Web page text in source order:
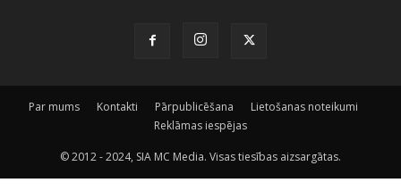
Par mums Kontakti Pārpublicēšana
Lietošanas noteikumi
Reklāmas iespējas
© 2012 - 2024, SIA MC Media. Visas tiesības aizsargātas.